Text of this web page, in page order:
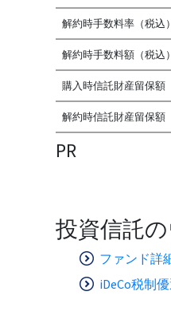
解約時手数料率（税込）
解約時手数料額（税込）
購入時信託財産留保額
解約時信託財産留保額
PR
投資信託
ファンド詳
iDeCo税制